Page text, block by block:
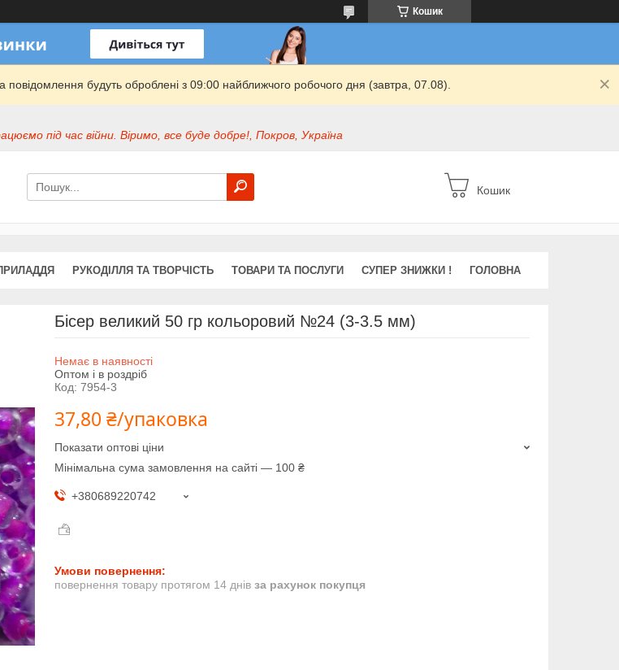
Кошик
будуть оброблені з 09:00 найближчого робочого дня (завтра, 07.08).
під час війни. Віримо, все буде добре!, Покров, Україна
Кошик
РУКОДІЛЛЯ ТА ТВОРЧІСТЬ ТОВАРИ ТА ПОСЛУГИ СУПЕР ЗНИЖКИ ! ГОЛОВНА
Бісер великий 50 гр кольоровий №24 (3-3.5 мм)
Немає в наявності
Оптом і в роздріб
Код: 7954-3
37,80 ₴/упаковка
Показати оптові ціни
Мінімальна сума замовлення на сайті — 100 ₴
+380689220742
повернення товару протягом 14 днів за рахунок покупця